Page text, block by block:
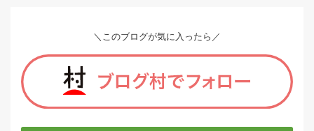
＼このブログが気に入ったら／